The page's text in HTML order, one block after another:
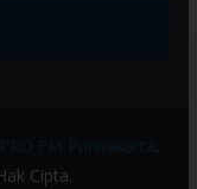
FM Purwakarta.
Cipta.